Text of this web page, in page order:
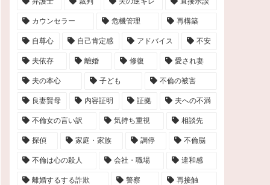
カウンセラー 危機管理 再構築
自尊心 自己肯定感 アドバイス 不安
夫依存 離婚 修復 愛され妻
夫の本心 子ども 不倫の被害
良妻賢母 内容証明 証拠 夫への不満
不倫女の言い訳 気持ち重視 相談先
探偵 家庭・家族 調停 不倫脳
不倫は心の殺人 会社・職場 違和感
離婚するする詐欺 警察 再接触